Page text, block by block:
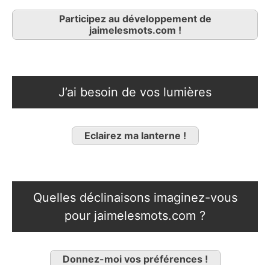
Participez au développement de
jaimelesmots.com !
J’ai besoin de vos lumières
Eclairez ma lanterne !
Quelles déclinaisons imaginez-vous
pour jaimelesmots.com ?
Donnez-moi vos préférences !